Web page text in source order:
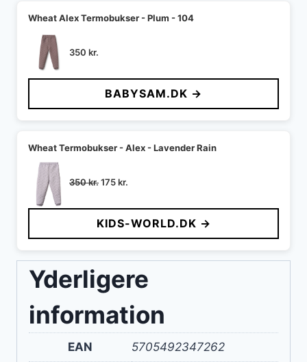
Wheat Alex Termobukser - Plum - 104
350 kr.
BABYSAM.DK →
Wheat Termobukser - Alex - Lavender Rain
350kr.Den
pris
var:
350 kr..
175kr.
pris
er:
175 kr..
KIDS-WORLD.DK →
Yderligere
information
EAN 5705492347262